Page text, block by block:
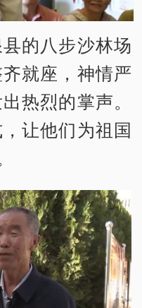
的八步沙林场
就座，神情严
热烈的掌声。
让他们为祖国